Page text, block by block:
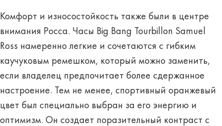
Комфорт и износостойкость также были в центре
внимания Росса. Часы Big Bang Tourbillon Samuel
Ross намеренно легкие и сочетаются с гибким
каучуковым ремешком, который можно заменить,
если владелец предпочитает более сдержанное
настроение. Тем не менее, спортивный оранжевый
цвет был специально выбран за его энергию и
оптимизм. Он создает поразительный контраст с